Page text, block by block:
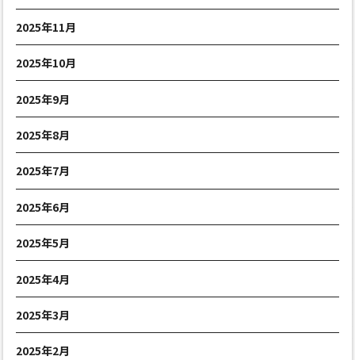
2025年11月
2025年10月
2025年9月
2025年8月
2025年7月
2025年6月
2025年5月
2025年4月
2025年3月
2025年2月